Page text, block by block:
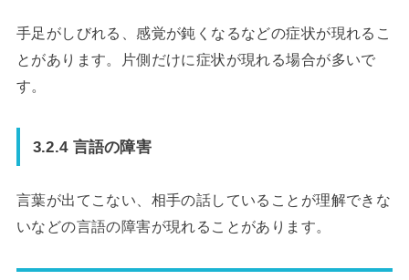
手足がしびれる、感覚が鈍くなるなどの症状が現れるこ
とがあります。片側だけに症状が現れる場合が多いで
す。
3.2.4 言語の障害
言葉が出てこない、相手の話していることが理解できな
いなどの言語の障害が現れることがあります。